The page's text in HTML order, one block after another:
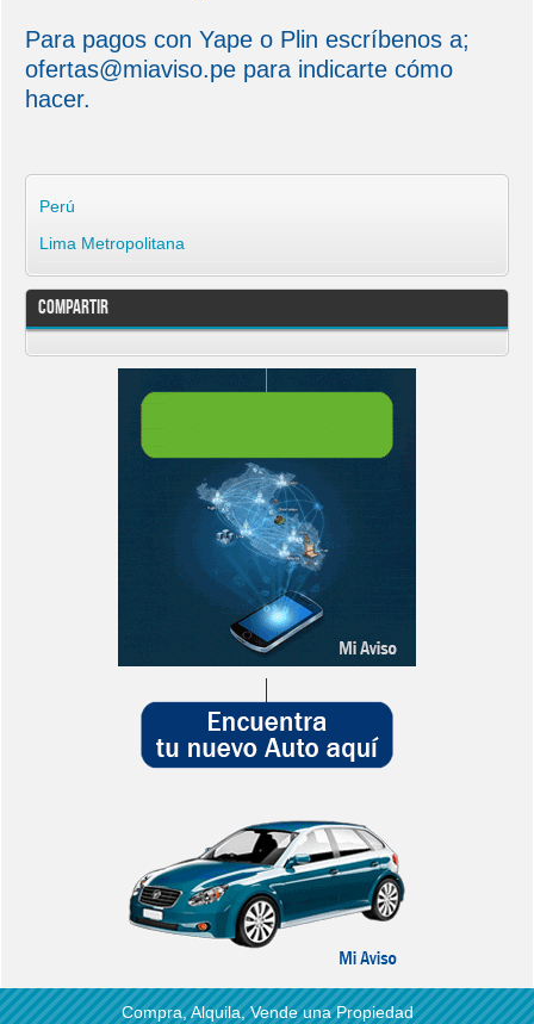
Para pagos con Yape o Plin escríbenos a;
ofertas@miaviso.pe para indicarte cómo
hacer.
Perú
Lima Metropolitana
Compartir
Compra, Alquila, Vende una Propiedad